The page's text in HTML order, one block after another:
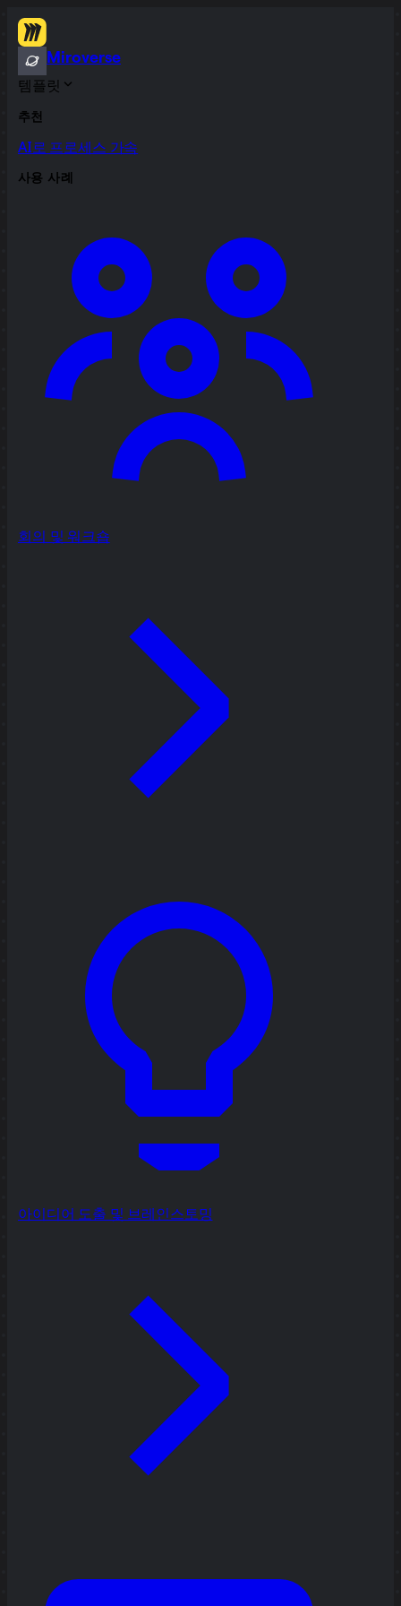
Miroverse
템플릿
추천
AI로 프로세스 가속
사용 사례
회의 및 워크숍
아이디어 도출 및 브레인스토밍